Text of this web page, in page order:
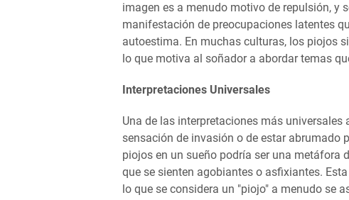
imagen es a menudo motivo de repulsión, y
manifestación de preocupaciones latentes
autoestima. En muchas culturas, los piojos
lo que motiva al soñador a abordar temas
Interpretaciones Universales
Una de las interpretaciones más
sensación de invasión o de estar abrumado
piojos en un sueño podría ser una metáfora
que se sienten agobiantes o asfixiantes.
lo que se considera un "piojo" a menudo se